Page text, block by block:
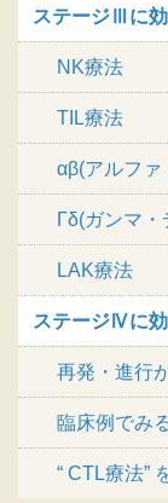
ステージⅢに
NK療法
TIL療法
αβ(アルファ
Γδ(ガンマ
LAK療法
ステージⅣに
再発・進行
臨床例でみ
“ CTL療法”